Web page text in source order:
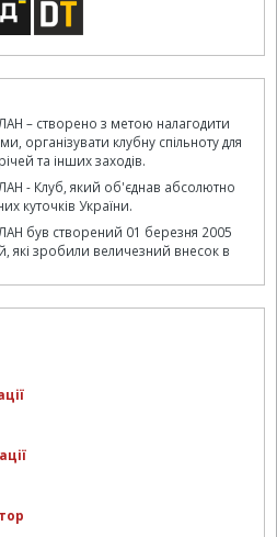
– створено з метою налагодити
організувати клубну спільноту для
та інших заходів.
- Клуб, який об'єднав абсолютно
куточків України.
був створений 01 березня 2005
які зробили величезний внесок в